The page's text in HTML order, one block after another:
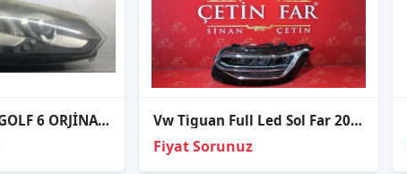
VOLKSWAGEN GOLF 6 ORJİNAL ÇIKMA SAĞ FAR REPLIKa Vw Ti̇guan Full Led Sol Far 2020-2023
Fiyat Sorunuz